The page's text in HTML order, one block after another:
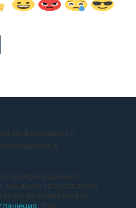
информации с
в
хранения данных.
вы даете свое согласие
же принимаете все